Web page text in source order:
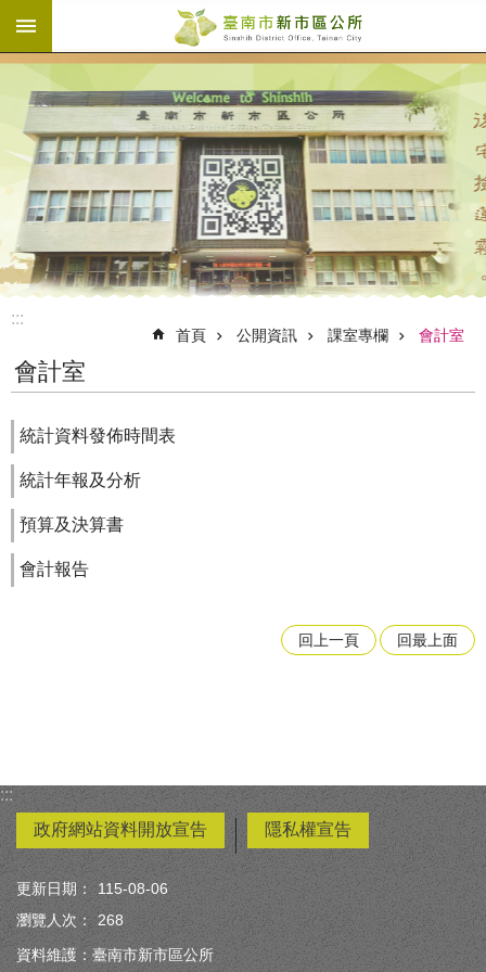
跳到主要內容區塊
:::
首頁 公開資訊 課室專欄 會計室
會計室
統計資料發佈時間表
統計年報及分析
預算及決算書
會計報告
回上一頁 回最上面
:::
政府網站資料開放宣告
隱私權宣告
更新日期：
115-08-06
瀏覽人次：
268
資料維護：臺南市新市區公所